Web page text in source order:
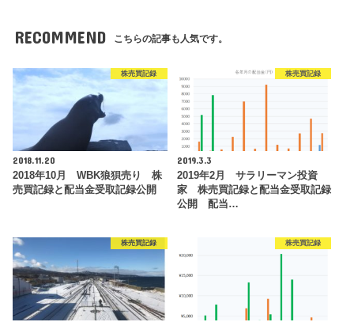
RECOMMEND こちらの記事も人気です。
株売買記録
2018.11.20
2018年10月 WBK狼狽売り 株
売買記録と配当金受取記録公開
株売買記録
2019.3.3
2019年2月 サラリーマン投資
家 株売買記録と配当金受取記録
公開 配当…
株売買記録 株売買記録